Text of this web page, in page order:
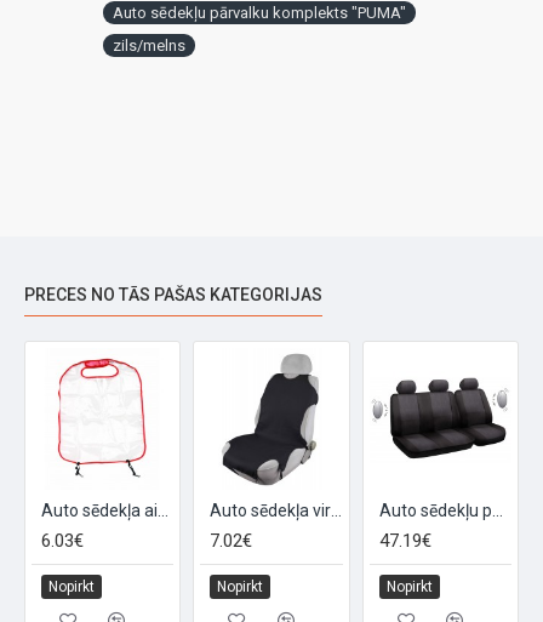
Auto sēdekļu pārvalku komplekts "PUMA"
zils/melns
PRECES NO TĀS PAŠAS KATEGORIJAS
6.03€
Nopirkt
7.02€
Nopirkt
47.19€
Nopirkt